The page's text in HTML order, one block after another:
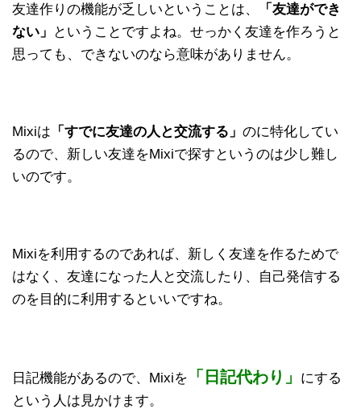
友達作りの機能が乏しいということは、
「友達ができ
ない」
ということですよね。せっかく友達を作ろうと
思っても、できないのなら意味がありません。
Mixiは 「すでに友達の人と交流する」 のに特化してい
るので、新しい友達をMixiで探すというのは少し難し
いのです。
Mixiを利用するのであれば、新しく友達を作るためで
はなく、友達になった人と交流したり、自己発信する
のを目的に利用するといいですね。
日記機能があるので、Mixiを 「日記代わり」
にする
という人は見かけます。